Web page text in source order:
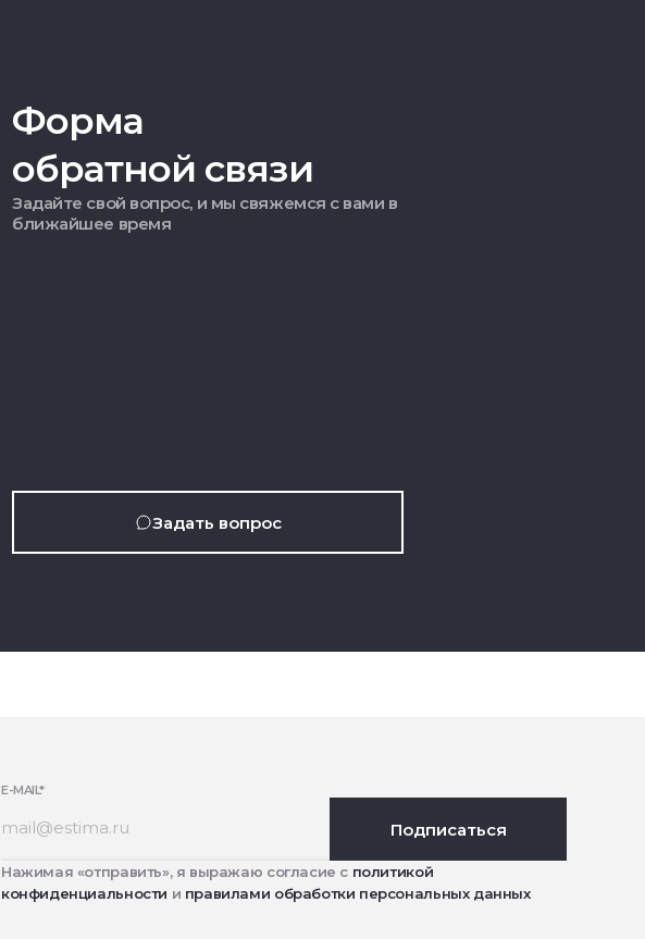
Форма
обратной связи
Задайте свой вопрос, и мы свяжемся с вами в
ближайшее время
Задать вопрос
E-MAIL*
Подписаться
Нажимая «отправить», я выражаю согласие с политикой
конфиденциальности и правилами обработки персональных данных